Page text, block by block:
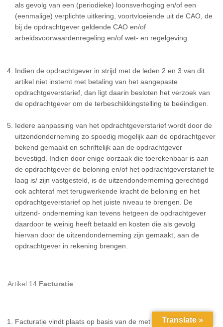
als gevolg van een (periodieke) loonsverhoging en/of een
(eenmalige) verplichte uitkering, voortvloeiende uit de CAO, de
bij de opdrachtgever geldende CAO en/of
arbeidsvoorwaardenregeling en/of wet- en regelgeving.
Indien de opdrachtgever in strijd met de leden 2 en 3 van dit
artikel niet instemt met betaling van het aangepaste
opdrachtgeverstarief, dan ligt daarin besloten het verzoek van
de opdrachtgever om de terbeschikkingstelling te beëindigen.
Iedere aanpassing van het opdrachtgeverstarief wordt door de
uitzendonderneming zo spoedig mogelijk aan de opdrachtgever
bekend gemaakt en schriftelijk aan de opdrachtgever
bevestigd. Indien door enige oorzaak die toerekenbaar is aan
de opdrachtgever de beloning en/of het opdrachtgeverstarief te
laag is/ zijn vastgesteld, is de uitzendonderneming gerechtigd
ook achteraf met terugwerkende kracht de beloning en het
opdrachtgeverstarief op het juiste niveau te brengen. De
uitzend- onderneming kan tevens hetgeen de opdrachtgever
daardoor te weinig heeft betaald en kosten die als gevolg
hiervan door de uitzendonderneming zijn gemaakt, aan de
opdrachtgever in rekening brengen.
Artikel 14 Facturatie
Facturatie vindt plaats op basis van de met de opdrachtgever
Translate »